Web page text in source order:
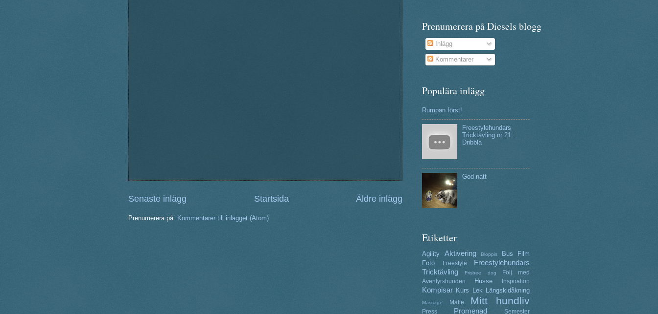
Senaste inlägg Äldre inlägg
Startsida
Prenumerera på: Kommentarer till inlägget (Atom)
Prenumerera på Diesels blogg
Inlägg
Kommentarer
Populära inlägg
Rumpan först!
Freestylehundars
Tricktävling nr 21 :
Dribbla
God natt
Etiketter
Agility Aktivering Bloppis Bus
Film
Foto
Freestyle
Freestylehundars
Tricktävling
Frisbee dog
Följ med
Äventyrshunden
Husse Inspiration
Kompisar Kurs Lek Längskidåkning
Massage Matte Mitt hundliv
Press Promenad Semester